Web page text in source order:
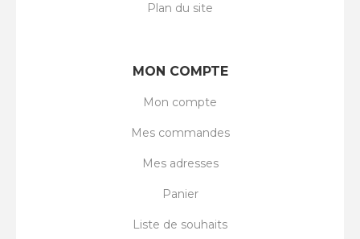
Plan du site
MON COMPTE
Mon compte
Mes commandes
Mes adresses
Panier
Liste de souhaits